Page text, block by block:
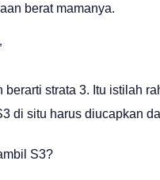
berat mamanya.
berarti strata 3. Itu istilah
di situ harus diucapkan
S3?